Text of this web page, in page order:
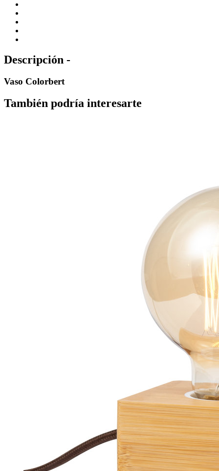
Descripción -
Vaso Colorbert
También podría interesarte